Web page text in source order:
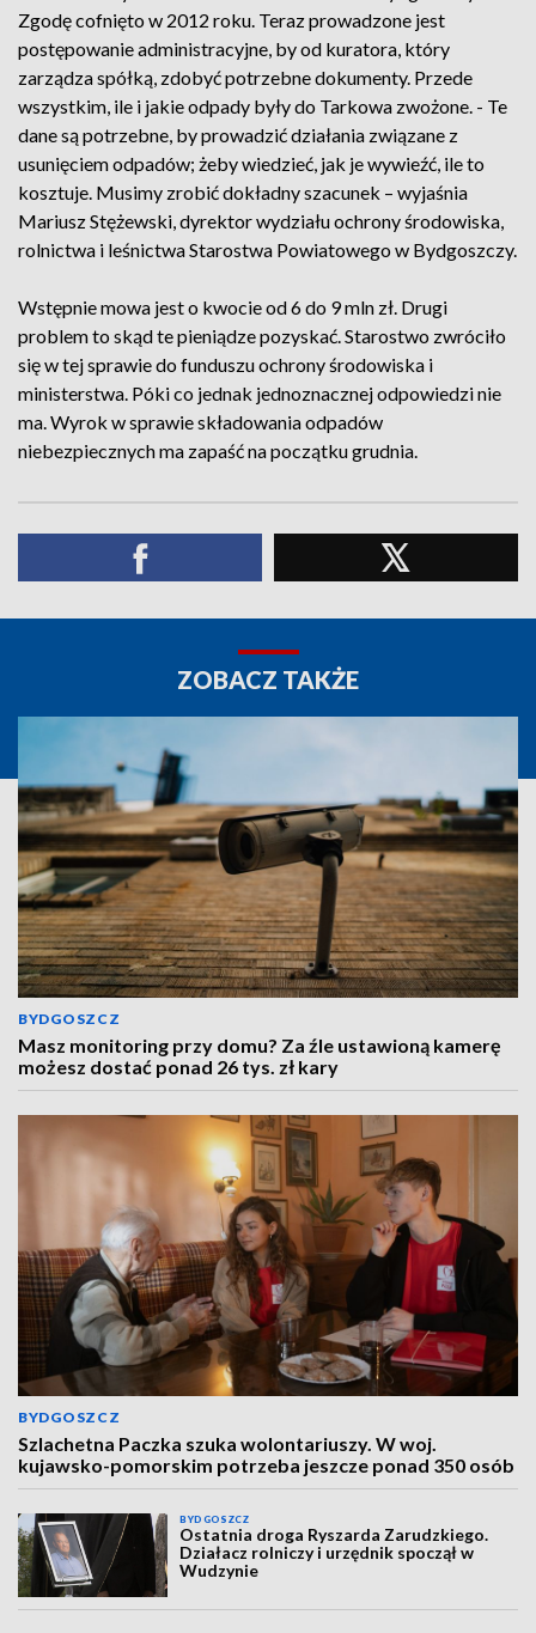
Zgodę cofnięto w 2012 roku. Teraz prowadzone jest
postępowanie administracyjne, by od kuratora, który
zarządza spółką, zdobyć potrzebne dokumenty. Przede
wszystkim, ile i jakie odpady były do Tarkowa zwożone. - Te
dane są potrzebne, by prowadzić działania związane z
usunięciem odpadów; żeby wiedzieć, jak je wywieźć, ile to
kosztuje. Musimy zrobić dokładny szacunek – wyjaśnia
Mariusz Stężewski, dyrektor wydziału ochrony środowiska,
rolnictwa i leśnictwa Starostwa Powiatowego w Bydgoszczy.
Wstępnie mowa jest o kwocie od 6 do 9 mln zł. Drugi
problem to skąd te pieniądze pozyskać. Starostwo zwróciło
się w tej sprawie do funduszu ochrony środowiska i
ministerstwa. Póki co jednak jednoznacznej odpowiedzi nie
ma. Wyrok w sprawie składowania odpadów
niebezpiecznych ma zapaść na początku grudnia.
ZOBACZ TAKŻE
BYDGOSZCZ
Masz monitoring przy domu? Za źle ustawioną kamerę
możesz dostać ponad 26 tys. zł kary
BYDGOSZCZ
Szlachetna Paczka szuka wolontariuszy. W woj.
kujawsko-pomorskim potrzeba jeszcze ponad 350 osób
BYDGOSZCZ
Ostatnia droga Ryszarda Zarudzkiego.
Działacz rolniczy i urzędnik spoczął w
Wudzynie